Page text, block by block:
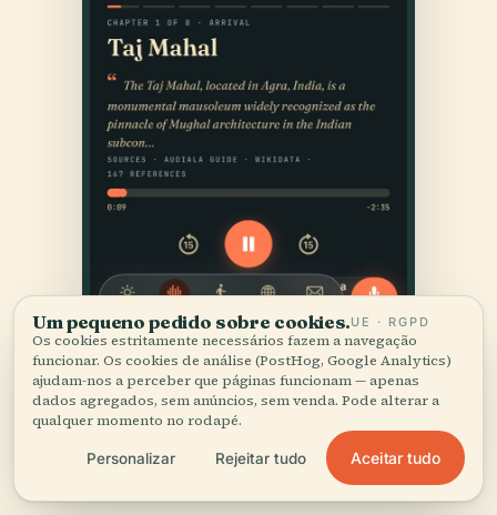
Um pequeno pedido sobre cookies.UE · RGPD
Os cookies estritamente necessários fazem a navegação
funcionar. Os cookies de análise (PostHog, Google Analytics)
ajudam-nos a perceber que páginas funcionam — apenas
dados agregados, sem anúncios, sem venda. Pode alterar a
qualquer momento no rodapé.
Personalizar Rejeitar tudo Aceitar tudo